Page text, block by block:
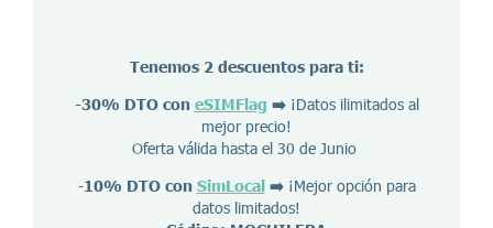
Tenemos 2 descuentos para ti:
-30% DTO con eSIMFlag ➡️ ¡Datos ilimitados al
mejor precio!
Oferta válida hasta el 30 de Junio
-10% DTO con SimLocal➡️ ¡Mejor opción para
datos limitados!